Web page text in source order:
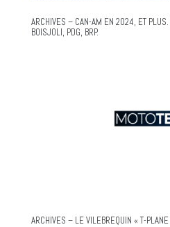
ARCHIVES – CAN-AM EN 2024, ET
BOISJOLI, PDG, BRP.
ARCHIVES – LE VILEBREQUIN « T-